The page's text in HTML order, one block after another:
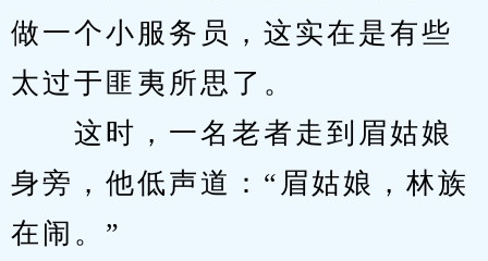
做一个小服务员，这实在是有些
太过于匪夷所思了。
这时，一名老者走到眉姑娘
身旁，他低声道：“眉姑娘，林族
在闹。”